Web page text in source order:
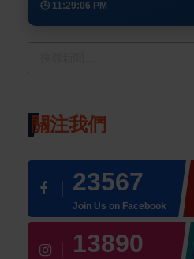
🕒 11:29:06 PM
關注我們
23567
Join Us on Facebook
13890